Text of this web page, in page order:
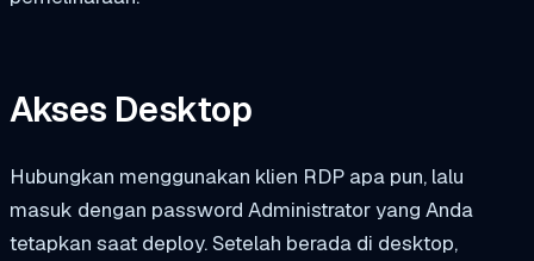
Akses Desktop
Hubungkan menggunakan klien RDP apa pun, lalu
masuk dengan password Administrator yang Anda
tetapkan saat deploy. Setelah berada di desktop,